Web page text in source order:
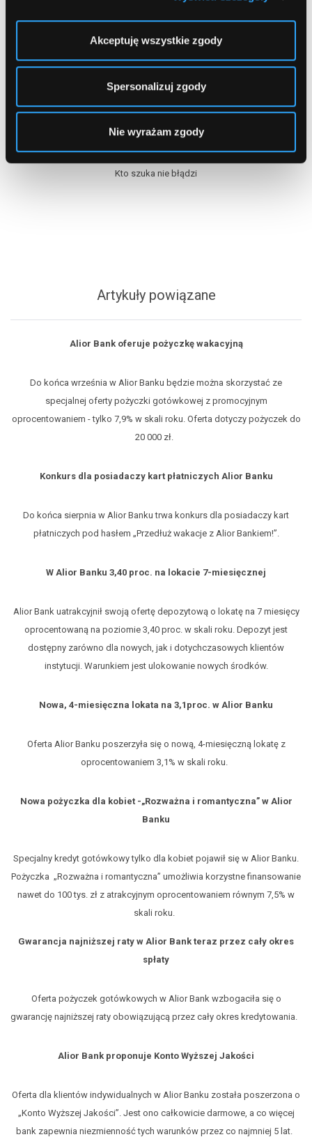
Akceptuję wszystkie zgody
Spersonalizuj zgody
Nie wyrażam zgody
Ostatnio szukałeś produktów
Jeszcze niczego nie szukałeś
Najczęściej szukane banki
Kto szuka nie błądzi
Artykuły powiązane
Alior Bank oferuje pożyczkę wakacyjną
Do końca września w Alior Banku będzie można skorzystać ze
specjalnej oferty pożyczki gotówkowej z promocyjnym
oprocentowaniem - tylko 7,9% w skali roku. Oferta dotyczy pożyczek do
20 000 zł.
Konkurs dla posiadaczy kart płatniczych Alior Banku
Do końca sierpnia w Alior Banku trwa konkurs dla posiadaczy kart
płatniczych pod hasłem „Przedłuż wakacje z Alior Bankiem!”.
W Alior Banku 3,40 proc. na lokacie 7-miesięcznej
Alior Bank uatrakcyjnił swoją ofertę depozytową o lokatę na 7 miesięcy
oprocentowaną na poziomie 3,40 proc. w skali roku. Depozyt jest
dostępny zarówno dla nowych, jak i dotychczasowych klientów
instytucji. Warunkiem jest ulokowanie nowych środków.
Nowa, 4-miesięczna lokata na 3,1proc. w Alior Banku
Oferta Alior Banku poszerzyła się o nową, 4-miesięczną lokatę z
oprocentowaniem 3,1% w skali roku.
Nowa pożyczka dla kobiet -„Rozważna i romantyczna” w Alior
Banku
Specjalny kredyt gotówkowy tylko dla kobiet pojawił się w Alior Banku.
Pożyczka „Rozważna i romantyczna” umożliwia korzystne finansowanie
nawet do 100 tys. zł z atrakcyjnym oprocentowaniem równym 7,5% w
skali roku.
Gwarancja najniższej raty w Alior Bank teraz przez cały okres
spłaty
Oferta pożyczek gotówkowych w Alior Bank wzbogaciła się o
gwarancję najniższej raty obowiązującą przez cały okres kredytowania.
Alior Bank proponuje Konto Wyższej Jakości
Oferta dla klientów indywidualnych w Alior Banku została poszerzona o
„Konto Wyższej Jakości”. Jest ono całkowicie darmowe, a co więcej
bank zapewnia niezmienność tych warunków przez co najmniej 5 lat.